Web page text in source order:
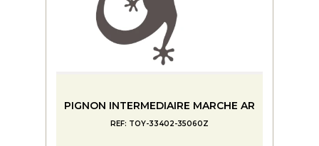
PIGNON INTERMEDIAIRE MARCHE AR
REF: TOY-33402-35060Z